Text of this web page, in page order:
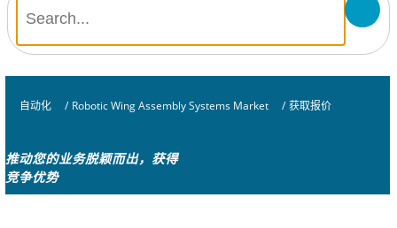
自动化 / Robotic Wing Assembly Systems Market / 获取报价
推动您的业务脱颖而出，获得
竞争优势